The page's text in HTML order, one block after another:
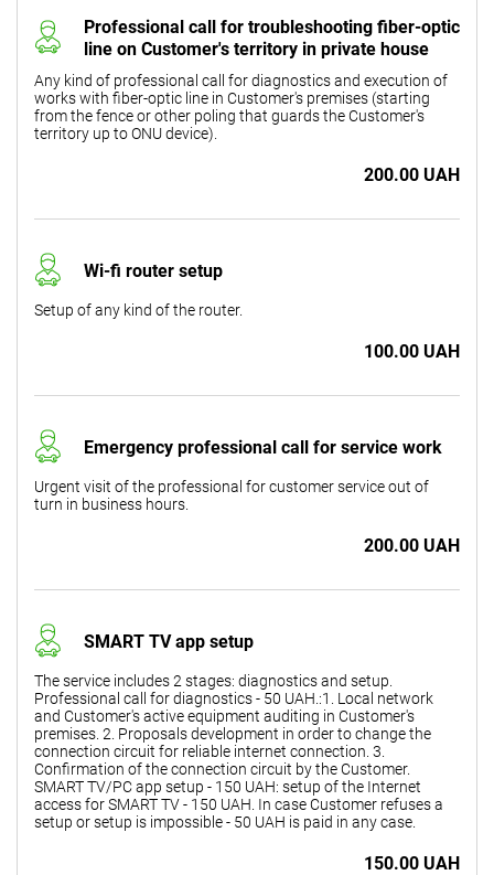
Professional call for troubleshooting fiber-optic
line on Customer's territory in private house
Any kind of professional call for diagnostics and execution of
works with fiber-optic line in Customer's premises (starting
from the fence or other poling that guards the Customer's
territory up to ONU device).
200.00 UAH
Wi-fi router setup
Setup of any kind of the router.
100.00 UAH
Emergency professional call for service work
Urgent visit of the professional for customer service out of
turn in business hours.
200.00 UAH
SMART TV app setup
The service includes 2 stages: diagnostics and setup.
Professional call for diagnostics - 50 UAH.:1. Local network
and Customer's active equipment auditing in Customer's
premises. 2. Proposals development in order to change the
connection circuit for reliable internet connection. 3.
Confirmation of the connection circuit by the Customer.
SMART TV/PC app setup - 150 UAH: setup of the Internet
access for SMART TV - 150 UAH. In case Customer refuses a
setup or setup is impossible - 50 UAH is paid in any case.
150.00 UAH